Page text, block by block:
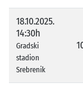
18.10.2025.
14:30h
Gradski
stadion
Srebrenik